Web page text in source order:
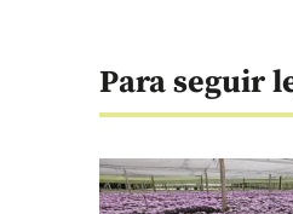
Para seguir